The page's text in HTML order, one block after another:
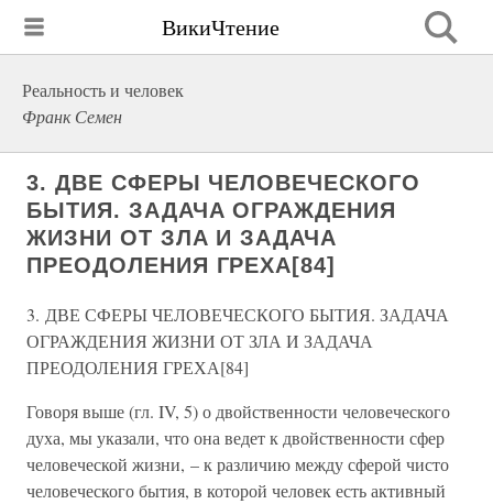
ВикиЧтение
Реальность и человек
Франк Семен
3. ДВЕ СФЕРЫ ЧЕЛОВЕЧЕСКОГО
БЫТИЯ. ЗАДАЧА ОГРАЖДЕНИЯ
ЖИЗНИ ОТ ЗЛА И ЗАДАЧА
ПРЕОДОЛЕНИЯ ГРЕХА[84]
3. ДВЕ СФЕРЫ ЧЕЛОВЕЧЕСКОГО БЫТИЯ. ЗАДАЧА
ОГРАЖДЕНИЯ ЖИЗНИ ОТ ЗЛА И ЗАДАЧА
ПРЕОДОЛЕНИЯ ГРЕХА[84]
Говоря выше (гл. IV, 5) о двойственности человеческого
духа, мы указали, что она ведет к двойственности сфер
человеческой жизни, – к различию между сферой чисто
человеческого бытия, в которой человек есть активный